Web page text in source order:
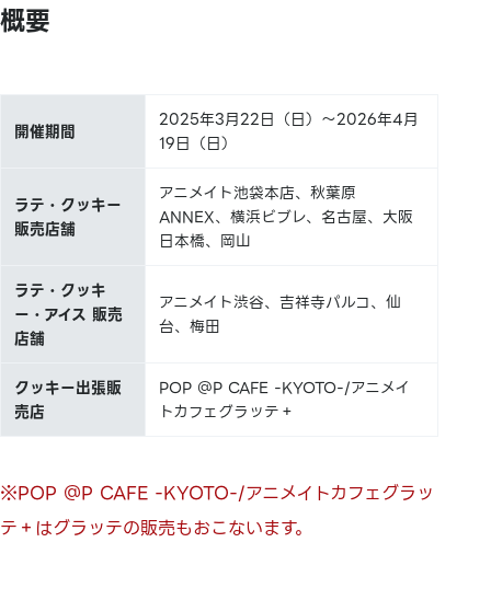
概要
開催期間
2025年3月22日（日）～2026年4月
19日（日）
ラテ・クッキー
販売店舗
アニメイト池袋本店、秋葉原
ANNEX、横浜ビブレ、名古屋、大阪
日本橋、岡山
ラテ・クッキ
ー・アイス 販売
店舗
アニメイト渋谷、吉祥寺パルコ、仙
台、梅田
クッキー出張販
売店
POP ＠P CAFE -KYOTO-/アニメイ
トカフェグラッテ＋
※POP ＠P CAFE -KYOTO-/アニメイトカフェグラッ
テ＋はグラッテの販売もおこないます。